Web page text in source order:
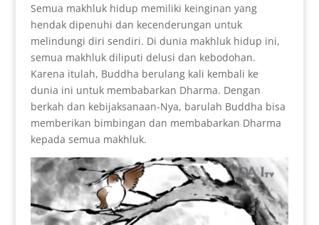
Semua makhluk hidup memiliki keinginan yang
hendak dipenuhi dan kecenderungan untuk
melindungi diri sendiri. Di dunia makhluk hidup ini,
semua makhluk diliputi delusi dan kebodohan.
Karena itulah, Buddha berulang kali kembali ke
dunia ini untuk membabarkan Dharma. Dengan
berkah dan kebijaksanaan-Nya, barulah Buddha bisa
memberikan bimbingan dan membabarkan Dharma
kepada semua makhluk.